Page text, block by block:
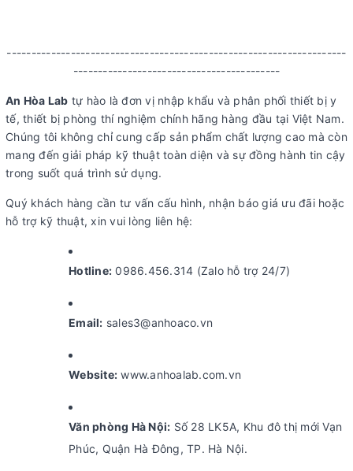
---------------------------------------------------------------------
------------------------------------------
An Hòa Lab tự hào là đơn vị nhập khẩu và phân phối thiết bị y
tế, thiết bị phòng thí nghiệm chính hãng hàng đầu tại Việt Nam.
Chúng tôi không chỉ cung cấp sản phẩm chất lượng cao mà còn
mang đến giải pháp kỹ thuật toàn diện và sự đồng hành tin cậy
trong suốt quá trình sử dụng.
Quý khách hàng cần tư vấn cấu hình, nhận báo giá ưu đãi hoặc
hỗ trợ kỹ thuật, xin vui lòng liên hệ:
Hotline: 0986.456.314 (Zalo hỗ trợ 24/7)
Email: sales3@anhoaco.vn
Website: www.anhoalab.com.vn
Văn phòng Hà Nội: Số 28 LK5A, Khu đô thị mới Vạn
Phúc, Quận Hà Đông, TP. Hà Nội.